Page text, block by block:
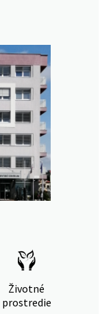
Životné
prostredie